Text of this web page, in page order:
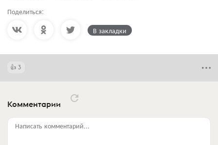
Поделиться:
В закладки
3
Комментарии
Написать комментарий...